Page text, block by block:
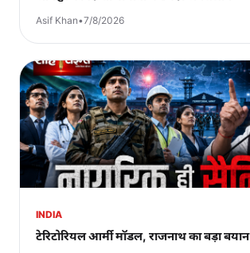
Asif Khan•7/8/2026
INDIA
टेरिटोरियल आर्मी मॉडल, राजनाथ का बड़ा बयान